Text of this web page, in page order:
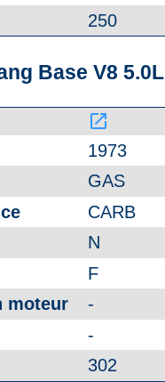
250
Base V8 5.0L
launch
1973
GAS
CARB
N
F
-
-
302